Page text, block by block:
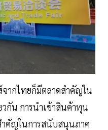
ากไทยก็มีตลาดสำคัญใน
กัน การนำเข้าสินค้าทุน
คัญในการสนับสนุนภาค